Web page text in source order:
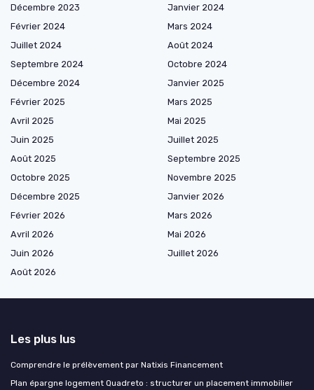
Décembre 2023
Janvier 2024
Février 2024
Mars 2024
Juillet 2024
Août 2024
Septembre 2024
Octobre 2024
Décembre 2024
Janvier 2025
Février 2025
Mars 2025
Avril 2025
Mai 2025
Juin 2025
Juillet 2025
Août 2025
Septembre 2025
Octobre 2025
Novembre 2025
Décembre 2025
Janvier 2026
Février 2026
Mars 2026
Avril 2026
Mai 2026
Juin 2026
Juillet 2026
Août 2026
Les plus lus
Comprendre le prélèvement par Natixis Financement
Plan épargne logement Quadreto : structurer un placement immobilier